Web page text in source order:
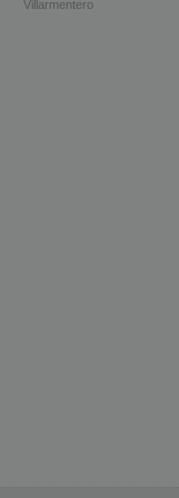
Villarmentero